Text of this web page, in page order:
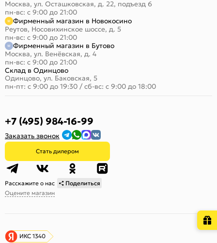
Москва, ул. Осташковская, д. 22, подъезд 6
пн-вс: с 9:00 до 21:00
Фирменный магазин в Новокосино
Реутов, Носовихинское шоссе, д. 5
пн-вс: с 9:00 до 21:00
Фирменный магазин в Бутово
Москва, ул. Венёвская, д. 4
пн-вс: с 9:00 до 21:00
Склад в Одинцово
Одинцово, ул. Баковская, 5
пн-пт: с 9:00 до 19:30 / сб-вс: с 9:00 до 18:00
+7 (495) 984-16-99
Заказать звонок
Стать дилером
Расскажите о нас
Поделиться
Оцените магазин
ИКС 1340